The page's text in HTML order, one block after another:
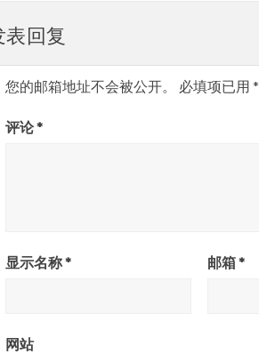
表回复
您的邮箱地址不会被公开。 必填项已用 *
评论*
显示名称* 邮箱*
网站